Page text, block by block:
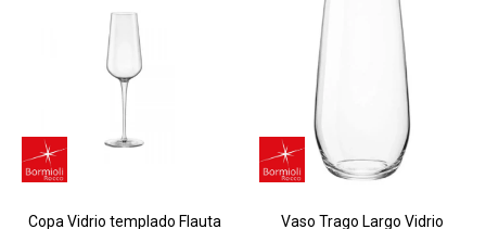
Copa Vidrio templado Flauta
Vaso Trago Largo Vidrio